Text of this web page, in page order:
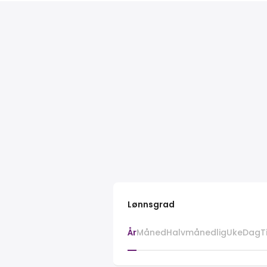
Lønnsgrad
ÅrMånedHalvmånedligUkeDag